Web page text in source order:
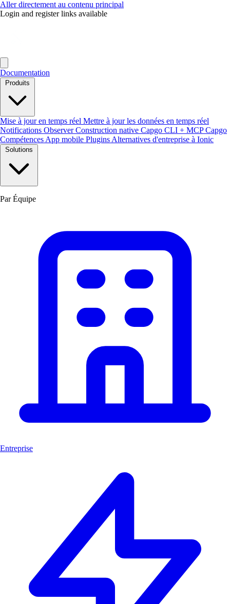
Aller directement au contenu principal
Login and register links available
Documentation
Produits
Mise à jour en temps réel Mettre à jour les données en temps réel
Notifications ObserverConstruction native Capgo CLI + MCPCapgo
Compétences App mobile Plugins Alternatives d'entreprise à Ionic
Solutions
Par Équipe
Entreprise